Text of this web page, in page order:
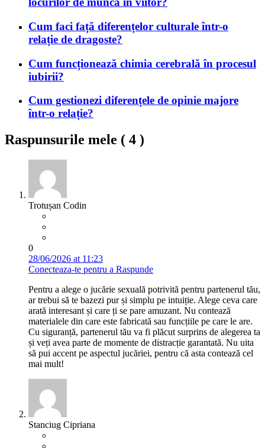
Cum faci față diferențelor culturale într-o
relație de dragoste?
Cum funcționează chimia cerebrală în procesul
iubirii?
Cum gestionezi diferențele de opinie majore
într-o relație?
Raspunsurile mele ( 4 )
Trotușan Codin
0
28/06/2026 at 11:23
Conecteaza-te pentru a Raspunde
Pentru a alege o jucărie sexuală potrivită pentru partenerul tău,
ar trebui să te bazezi pur și simplu pe intuiție. Alege ceva care
arată interesant și care ți se pare amuzant. Nu contează
materialele din care este fabricată sau funcțiile pe care le are.
Cu siguranță, partenerul tău va fi plăcut surprins de alegerea ta
și veți avea parte de momente de distracție garantată. Nu uita
să pui accent pe aspectul jucăriei, pentru că asta contează cel
mai mult!
Stanciug Cipriana